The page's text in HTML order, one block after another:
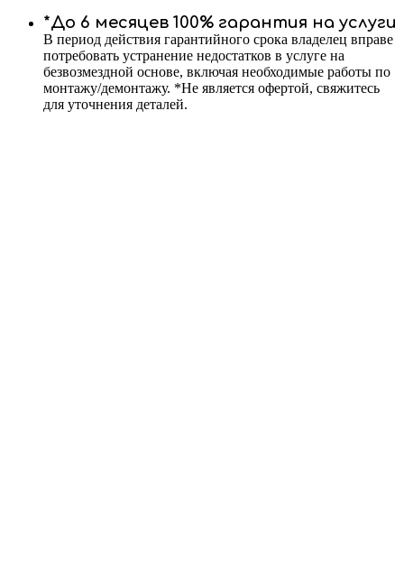
*До 6 месяцев 100% гарантия на услуги
В период действия гарантийного срока владелец вправе
потребовать устранение недостатков в услуге на
безвозмездной основе, включая необходимые работы по
монтажу/демонтажу. *Не является офертой, свяжитесь
для уточнения деталей.